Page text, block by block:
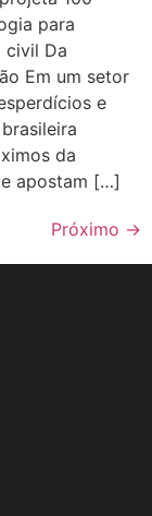
para
civil Da
Em um setor
e
da
apostam […]
Próximo →